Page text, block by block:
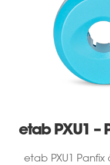
etab PXU1 –
etab PXU1